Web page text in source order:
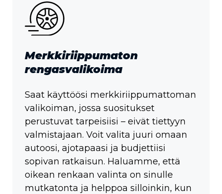
Merkkiriippumaton
rengasvalikoima
Saat käyttöösi merkkiriippumattoman
valikoiman, jossa suositukset
perustuvat tarpeisiisi – eivät tiettyyn
valmistajaan. Voit valita juuri omaan
autoosi, ajotapaasi ja budjettiisi
sopivan ratkaisun. Haluamme, että
oikean renkaan valinta on sinulle
mutkatonta ja helppoa silloinkin, kun